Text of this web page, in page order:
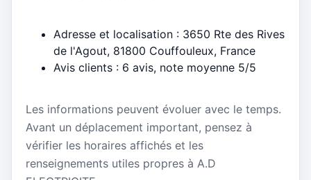
Adresse et localisation : 3650 Rte des Rives
de l'Agout, 81800 Couffouleux, France
Avis clients : 6 avis, note moyenne 5/5
Les informations peuvent évoluer avec le temps.
Avant un déplacement important, pensez à
vérifier les horaires affichés et les
renseignements utiles propres à A.D